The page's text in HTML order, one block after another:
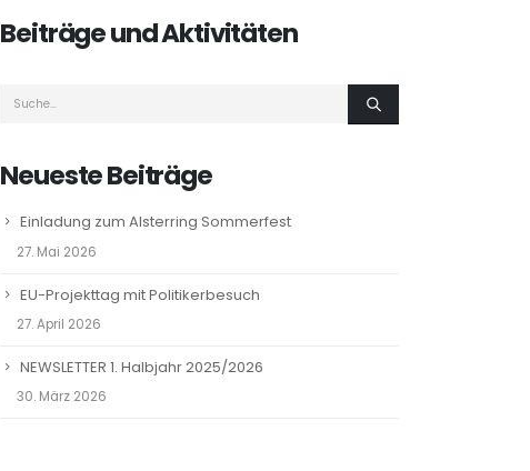
Beiträge und Aktivitäten
Neueste Beiträge
Einladung zum Alsterring Sommerfest
27. Mai 2026
EU-Projekttag mit Politikerbesuch
27. April 2026
NEWSLETTER 1. Halbjahr 2025/2026
30. März 2026